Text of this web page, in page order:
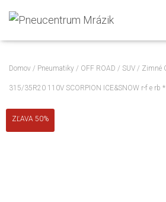
Domov / Pneumatiky / OFF ROAD / SUV / Zimné
315/35R20 110V SCORPION ICE&SNOW r-f e rb
ZĽAVA 50%